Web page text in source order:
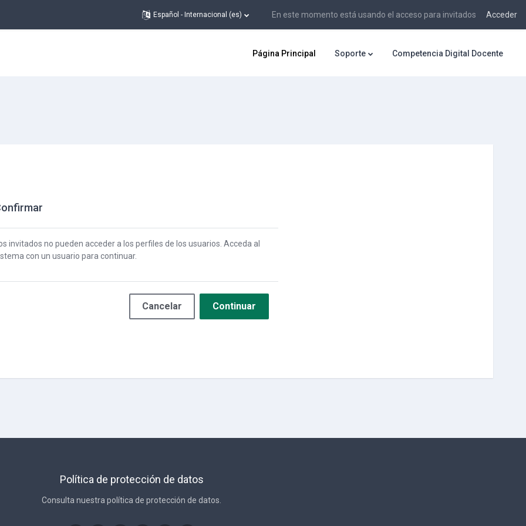
Español - Internacional ‎(es)‎ En este momento está usando el acceso para invitados Acceder
Página Principal Soporte Competencia Digital Docente
invitados no pueden acceder a los perfiles de los usuarios. Acceda al
con un usuario para continuar.
Cancelar Continuar
Política de protección de datos
Consulta nuestra política de protección de datos.